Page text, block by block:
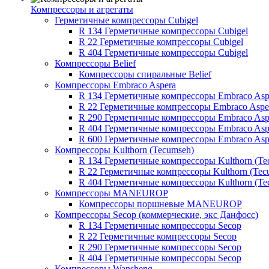
Компрессоры и агрегаты
Герметичные компрессоры Cubigel
R 134 Герметичные компрессоры Cubigel
R 22 Герметичные компрессоры Cubigel
R 404 Герметичные компрессоры Cubigel
Компрессоры Belief
Компрессоры спиральные Belief
Компрессоры Embraco Aspera
R 134 Герметичные компрессоры Embraco
R 22 Герметичные компрессоры Embraco
R 290 Герметичные компрессоры Embraco
R 404 Герметичные компрессоры Embraco
R 600 Герметичные компрессоры Embraco
Компрессоры Kulthorn (Tecumseh)
R 134 Герметичные компрессоры Kulthorn
R 22 Герметичные компрессоры Kulthorn
R 404 Герметичные компрессоры Kulthorn
Компрессоры MANEUROP
Компрессоры поршневые MANEUROP
Компрессоры Secop (коммерческие, экс Данфосс)
R 134 Герметичные компрессоры Secop
R 22 Герметичные компрессоры Secop
R 290 Герметичные компрессоры Secop
R 404 Герметичные компрессоры Secop